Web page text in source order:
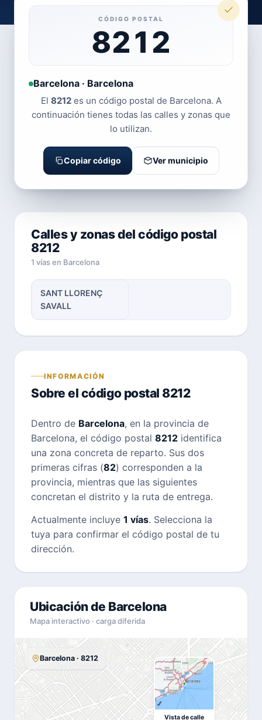
CÓDIGO POSTAL
8212
Barcelona · Barcelona
El 8212es un código postal de Barcelona. A
continuación tienes todas las calles y zonas que
lo utilizan.
Copiar código Ver municipio
Calles y zonas del código postal
8212
1 vías en Barcelona
SANT LLORENÇ
SAVALL
INFORMACIÓN
Sobre el código postal 8212
Dentro de Barcelona, en la provincia de
Barcelona, el código postal 8212 identifica
una zona concreta de reparto. Sus dos
primeras cifras (82) corresponden a la
provincia, mientras que las siguientes
concretan el distrito y la ruta de entrega.
Actualmente incluye 1 vías. Selecciona la
tuya para confirmar el código postal de tu
dirección.
Ubicación de Barcelona
Mapa interactivo · carga diferida
Barcelona · 8212
Vista de calle